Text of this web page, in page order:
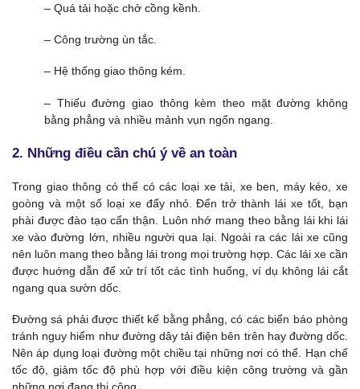
– Quá tải hoặc chở cồng kềnh.
– Công trường ùn tắc.
– Hệ thống giao thông kém.
– Thiếu đường giao thông kèm theo mặt đường không
bằng phẳng và nhiều mảnh vụn ngổn ngang.
2. Những điều cần chú ý về an toàn
Trong giao thông có thể có các loại xe tải, xe ben, máy kéo, xe
goòng và một số loại xe đẩy nhỏ. Đển trở thành lái xe tốt, bạn
phài được đào tạo cẩn thận. Luôn nhớ mang theo bằng lái khi lái
xe vào đường lớn, nhiều người qua lại. Ngoài ra các lái xe cũng
nên luôn mang theo bằng lái trong mọi trường hợp. Các lái xe cần
được huớng dẫn để xử trí tốt các tình huống, ví dụ không lái cắt
ngang qua sườn dốc.
Đường sá phải được thiết kế bằng phẳng, có các biển báo phòng
tránh nguy hiểm như đường dây tải điện bên trên hay đường dốc.
Nên áp dụng loại đường một chiều tại những nơi có thể. Hạn chế
tốc độ, giảm tốc độ phù hợp với điều kiện công trường và gần